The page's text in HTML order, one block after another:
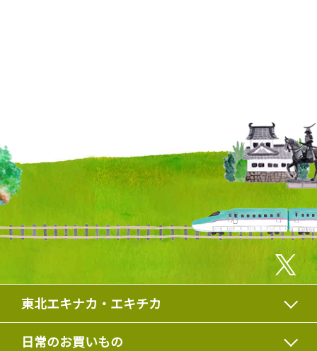
東北エキナカ・エキチカ
日常のお買いもの